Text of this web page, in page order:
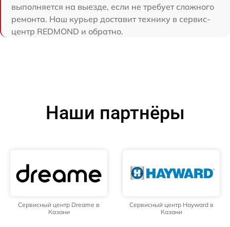
выполняется на выезде, если не требует сложного
ремонта. Наш курьер доставит технику в сервис-
центр REDMOND и обратно.
Наши партнёры
Сервисный центр Dreame в
Казани
Сервисный центр Hayward в
Казани